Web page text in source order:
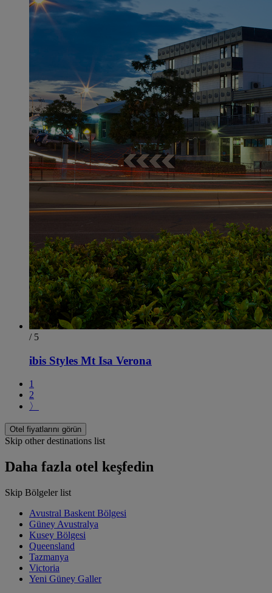
/ 5
ibis Styles Mt Isa Verona
1
2
〉
Otel fiyatlarını görün
Skip other destinations list
Daha fazla otel keşfedin
Skip Bölgeler list
Avustral Baskent Bölgesi
Güney Avustralya
Kusey Bölgesi
Queensland
Tazmanya
Victoria
Yeni Güney Galler